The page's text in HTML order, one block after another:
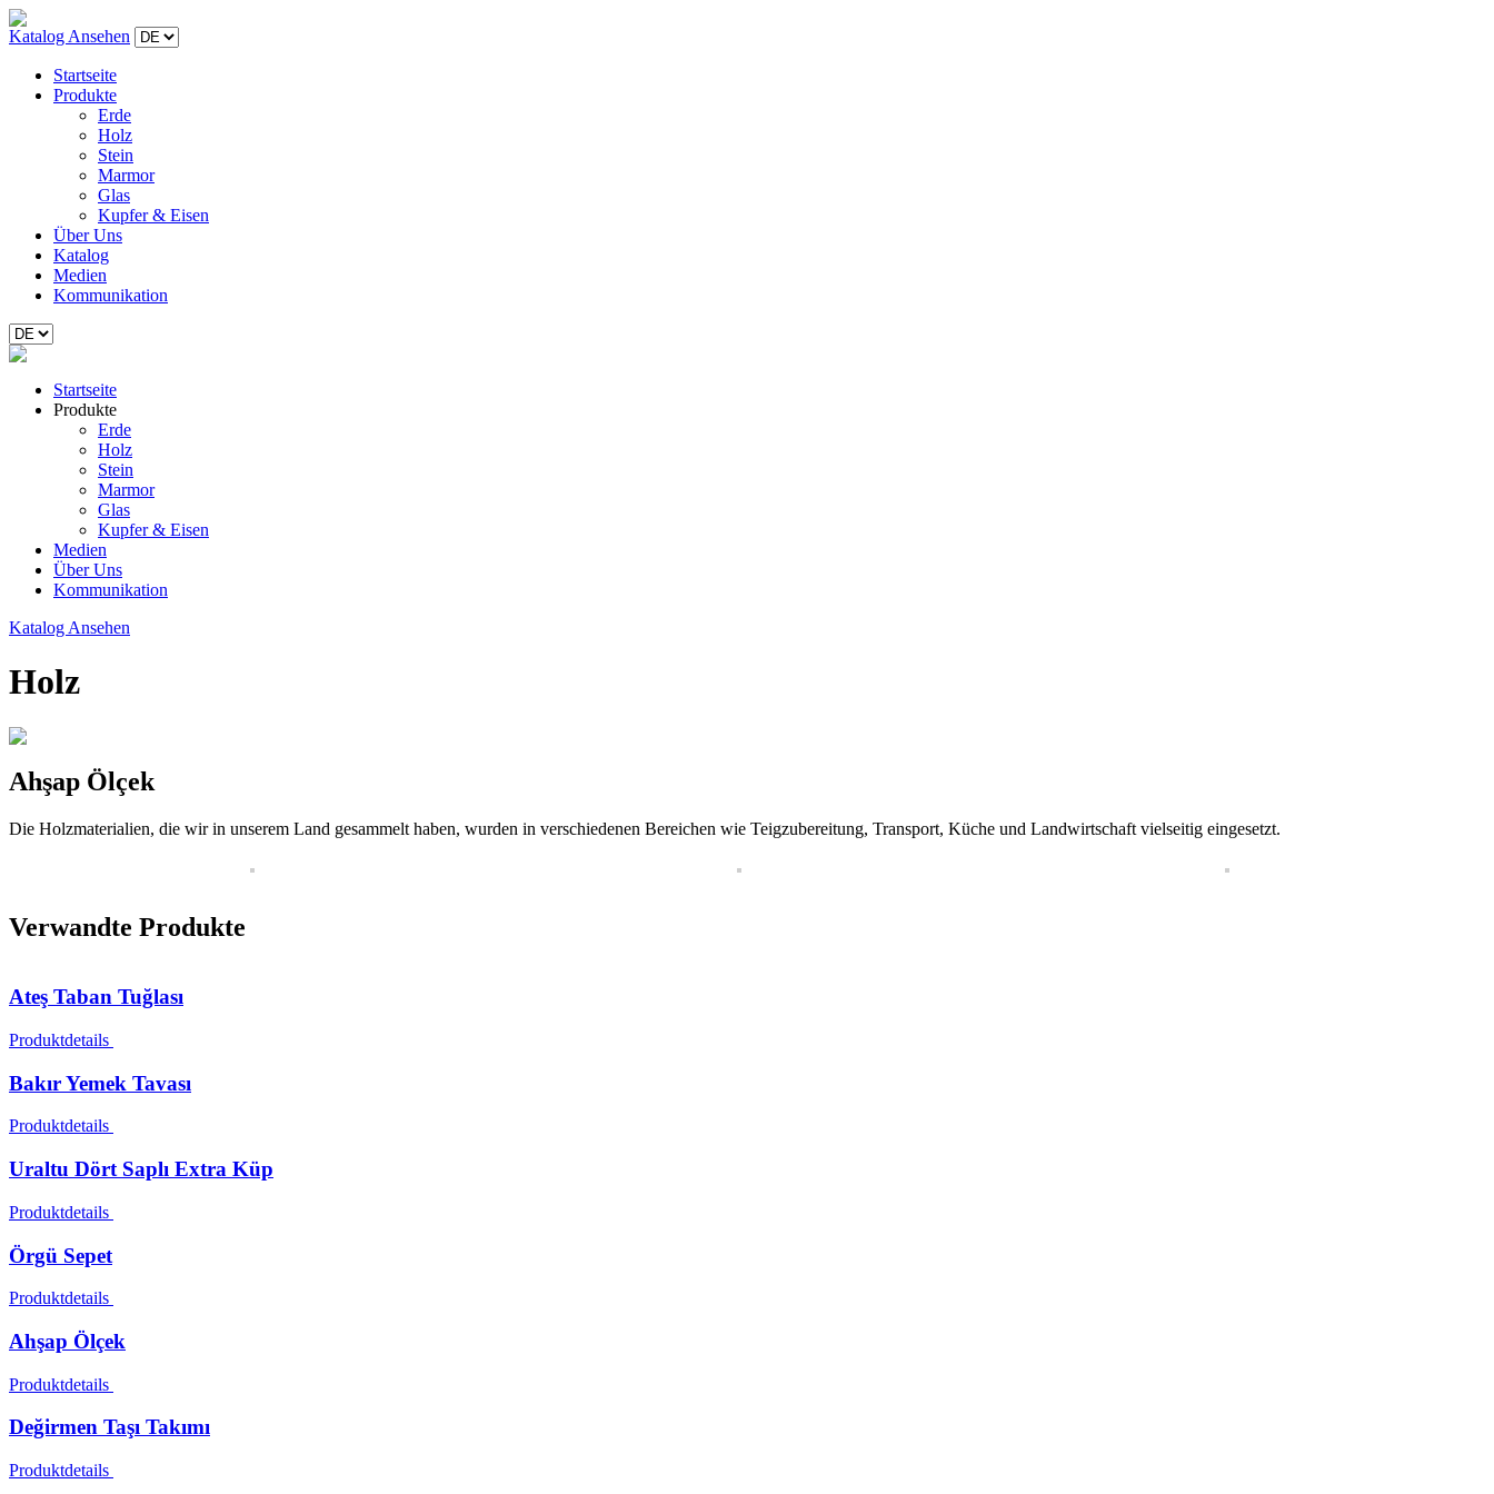
Katalog Ansehen
Startseite
Produkte
Erde
Holz
Stein
Marmor
Glas
Kupfer & Eisen
Über Uns
Katalog
Medien
Kommunikation
Startseite
Produkte
Erde
Holz
Stein
Marmor
Glas
Kupfer & Eisen
Medien
Über Uns
Kommunikation
Katalog Ansehen
Holz
Ahşap Ölçek
Die Holzmaterialien, die wir in unserem Land gesammelt haben, wurden in verschiedenen Bereichen wie Teigzubereitung, Transport, Küche und Landwirtschaft vielseitig eingesetzt.
Verwandte Produkte
Ateş Taban Tuğlası
Produktdetails
Bakır Yemek Tavası
Produktdetails
Uraltu Dört Saplı Extra Küp
Produktdetails
Örgü Sepet
Produktdetails
Ahşap Ölçek
Produktdetails
Değirmen Taşı Takımı
Produktdetails